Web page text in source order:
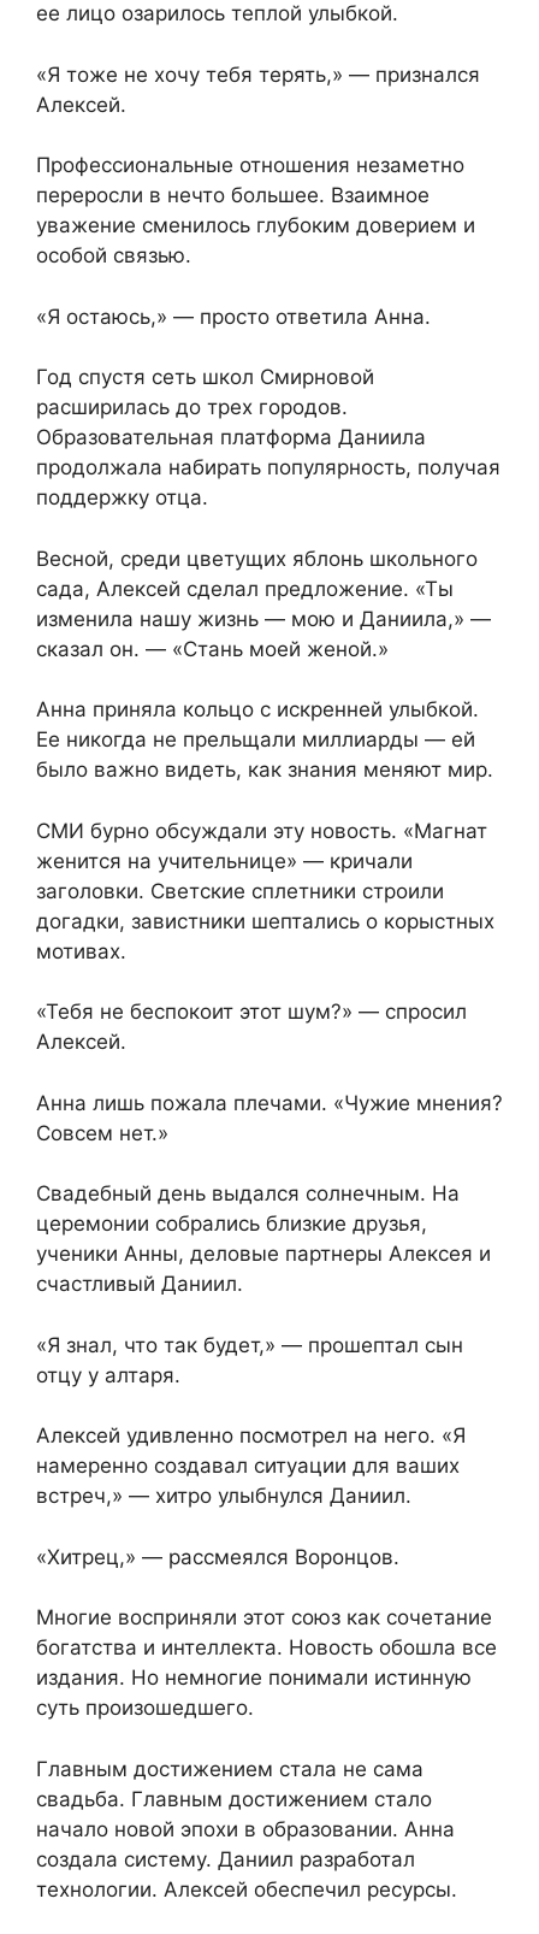
ее лицо озарилось теплой улыбкой.
«Я тоже не хочу тебя терять,» — признался
Алексей.
Профессиональные отношения незаметно
переросли в нечто большее. Взаимное
уважение сменилось глубоким доверием и
особой связью.
«Я остаюсь,» — просто ответила Анна.
Год спустя сеть школ Смирновой
расширилась до трех городов.
Образовательная платформа Даниила
продолжала набирать популярность, получая
поддержку отца.
Весной, среди цветущих яблонь школьного
сада, Алексей сделал предложение. «Ты
изменила нашу жизнь — мою и Даниила,» —
сказал он. — «Стань моей женой.»
Анна приняла кольцо с искренней улыбкой.
Ее никогда не прельщали миллиарды — ей
было важно видеть, как знания меняют мир.
СМИ бурно обсуждали эту новость. «Магнат
женится на учительнице» — кричали
заголовки. Светские сплетники строили
догадки, завистники шептались о корыстных
мотивах.
«Тебя не беспокоит этот шум?» — спросил
Алексей.
Анна лишь пожала плечами. «Чужие мнения?
Совсем нет.»
Свадебный день выдался солнечным. На
церемонии собрались близкие друзья,
ученики Анны, деловые партнеры Алексея и
счастливый Даниил.
«Я знал, что так будет,» — прошептал сын
отцу у алтаря.
Алексей удивленно посмотрел на него. «Я
намеренно создавал ситуации для ваших
встреч,» — хитро улыбнулся Даниил.
«Хитрец,» — рассмеялся Воронцов.
Многие восприняли этот союз как сочетание
богатства и интеллекта. Новость обошла все
издания. Но немногие понимали истинную
суть произошедшего.
Главным достижением стала не сама
свадьба. Главным достижением стало
начало новой эпохи в образовании. Анна
создала систему. Даниил разработал
технологии. Алексей обеспечил ресурсы.